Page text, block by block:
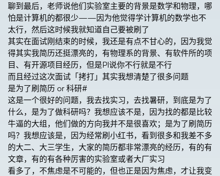
聊到最后，老师说他们实验室主要的背景是数学和物理，哪
怕是计算机的都很少——因为他觉得学计算机的数学也不
太行，然后这时候我就知道自己要被刷了
其实在面试刚结束的时候，我还是有点不甘心的，因为我觉
得其实我简历还挺漂亮的，有物理系的背景、有软件所的项
目、有开源项目经历，但是PI说你不行就是不行
而且经过这次面试「拷打」其实我想清楚了很多问题
是为了刷简历 or 科研#
这是一个很好的问题，我去找实习，去找暑研，到底是为了
什么，是为了做科研吗？我想应该不是，因为找的都是比较
牛逼的大组，他们做的方向我并不是很喜欢；是为了刷简历
吗？我想应该是，因为经常刷小红书，看到很多和我差不多
的大二、大三学生，大家的简历都非常漂亮的经历，有的有
文章，有的有各种厉害的实验室或者大厂实习
看多了，不焦虑是不可能的，但也正是因为焦虑，才让我变